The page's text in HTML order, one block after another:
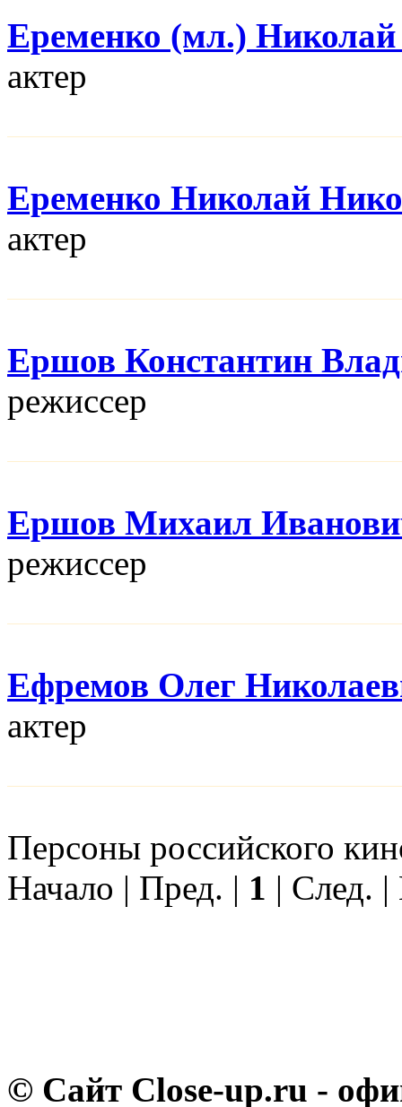
Еременко (мл.)
актер
Еременко Николай
актер
Ершов Константин
режисcер
Ершов Михаил
режисcер
Ефремов Олег
актер
Персоны российского
Начало | Пред. | 1 | След.
© Сайт Close-up.ru -